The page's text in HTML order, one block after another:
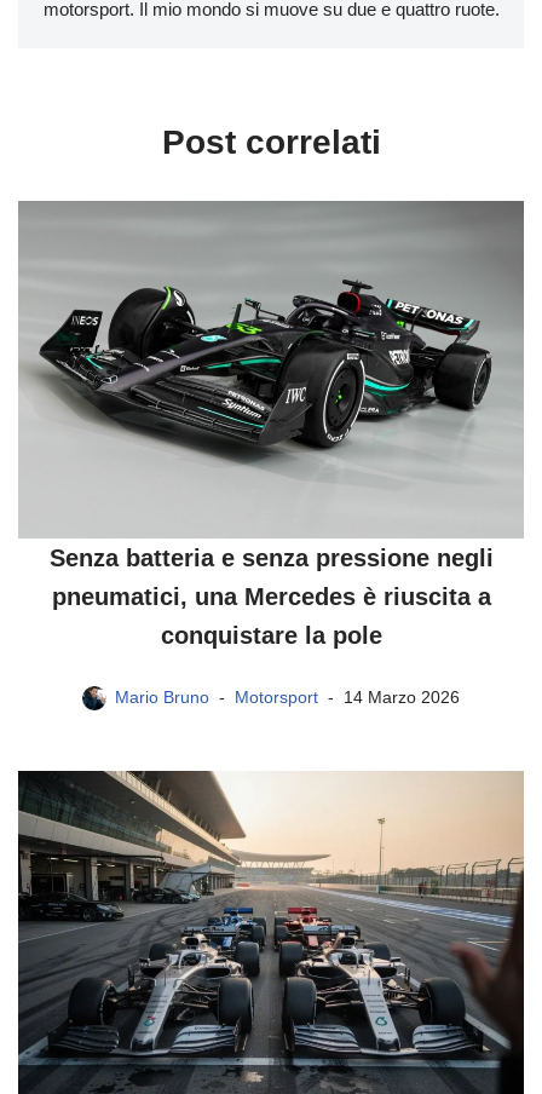
motorsport. Il mio mondo si muove su due e quattro ruote.
Post correlati
Senza batteria e senza pressione negli
pneumatici, una Mercedes è riuscita a
conquistare la pole
Mario Bruno Motorsport 14 Marzo 2026